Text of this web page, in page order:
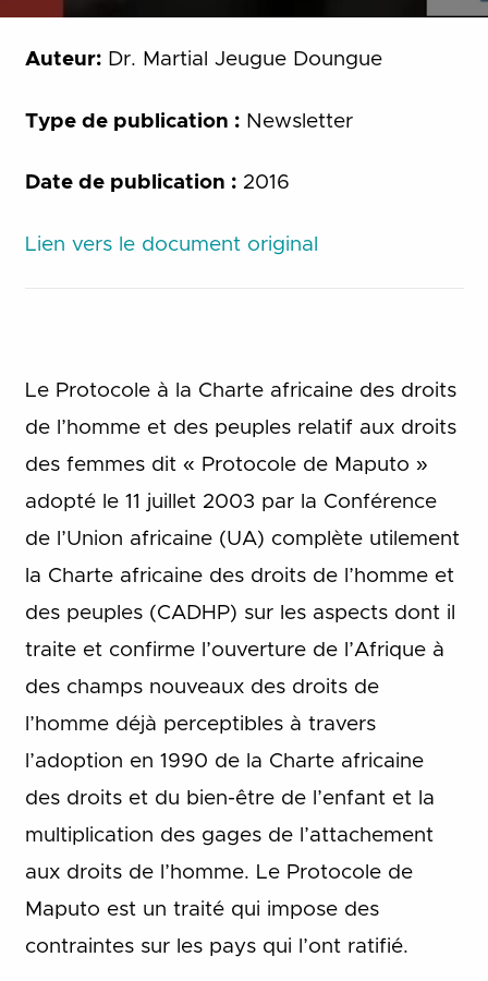
Auteur: Dr. Martial Jeugue Doungue
Type de publication : Newsletter
Date de publication : 2016
Lien vers le document original
Le Protocole à la Charte africaine des droits
de l’homme et des peuples relatif aux droits
des femmes dit « Protocole de Maputo »
adopté le 11 juillet 2003 par la Conférence
de l’Union africaine (UA) complète utilement
la Charte africaine des droits de l’homme et
des peuples (CADHP) sur les aspects dont il
traite et confirme l’ouverture de l’Afrique à
des champs nouveaux des droits de
l’homme déjà perceptibles à travers
l’adoption en 1990 de la Charte africaine
des droits et du bien-être de l’enfant et la
multiplication des gages de l’attachement
aux droits de l’homme. Le Protocole de
Maputo est un traité qui impose des
contraintes sur les pays qui l’ont ratifié.